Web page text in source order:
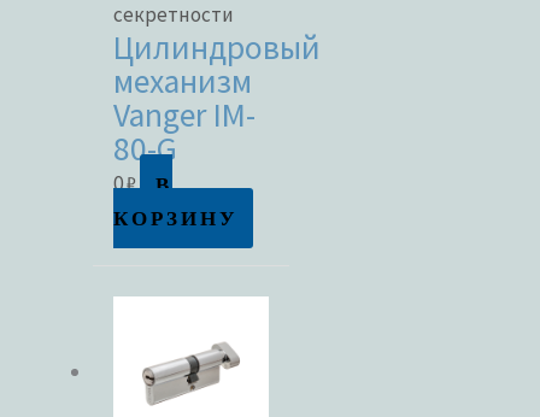
секретности
Цилиндровый
механизм
Vanger IM-
80-G
0₽
В
КОРЗИНУ